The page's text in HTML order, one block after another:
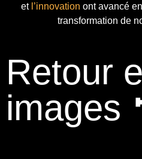
et l’innovation ont avancé
transformation de
Retour
images